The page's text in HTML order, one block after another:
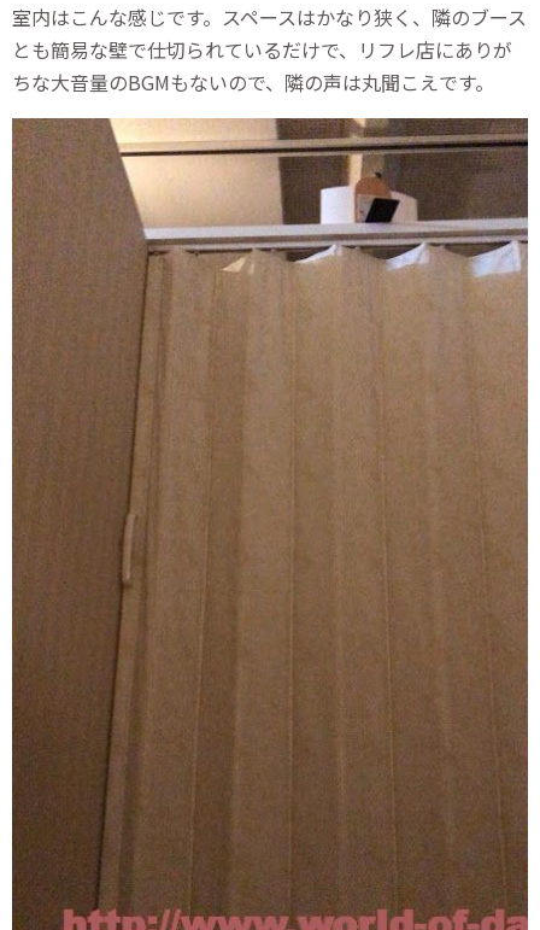
室内はこんな感じです。スペースはかなり狭く、隣のブース
とも簡易な壁で仕切られているだけで、リフレ店にありが
ちな大音量のBGMもないので、隣の声は丸聞こえです。